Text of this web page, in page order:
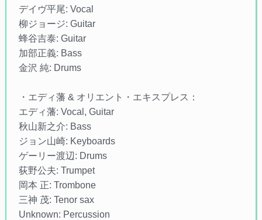
デイヴ平尾: Vocal
柳ジョージ: Guitar
蜂谷吉泰: Guitar
加部正義: Bass
金沢 純: Drums
・エディ藩 & オリエント・エキスプレス：
エディ藩: Vocal, Guitar
秋山新之介: Bass
ジョン山崎: Keyboards
ゲーリー渡辺: Drums
荻野公夫: Trumpet
岡本 正: Trombone
三神 茂: Tenor sax
Unknown: Percussion